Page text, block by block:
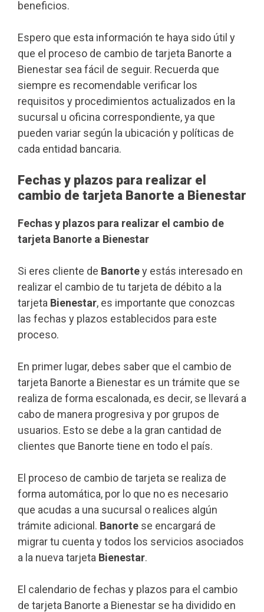
beneficios.
Espero que esta información te haya sido útil y
que el proceso de cambio de tarjeta Banorte a
Bienestar sea fácil de seguir. Recuerda que
siempre es recomendable verificar los
requisitos y procedimientos actualizados en la
sucursal u oficina correspondiente, ya que
pueden variar según la ubicación y políticas de
cada entidad bancaria.
Fechas y plazos para realizar el
cambio de tarjeta Banorte a Bienestar
Fechas y plazos para realizar el cambio de
tarjeta Banorte a Bienestar
Si eres cliente de Banortey estás interesado en
realizar el cambio de tu tarjeta de débito a la
tarjeta Bienestar, es importante que conozcas
las fechas y plazos establecidos para este
proceso.
En primer lugar, debes saber que el cambio de
tarjeta Banorte a Bienestar es un trámite que se
realiza de forma escalonada, es decir, se llevará a
cabo de manera progresiva y por grupos de
usuarios. Esto se debe a la gran cantidad de
clientes que Banorte tiene en todo el país.
El proceso de cambio de tarjeta se realiza de
forma automática, por lo que no es necesario
que acudas a una sucursal o realices algún
trámite adicional. Banorte se encargará de
migrar tu cuenta y todos los servicios asociados
a la nueva tarjeta Bienestar.
El calendario de fechas y plazos para el cambio
de tarjeta Banorte a Bienestar se ha dividido en